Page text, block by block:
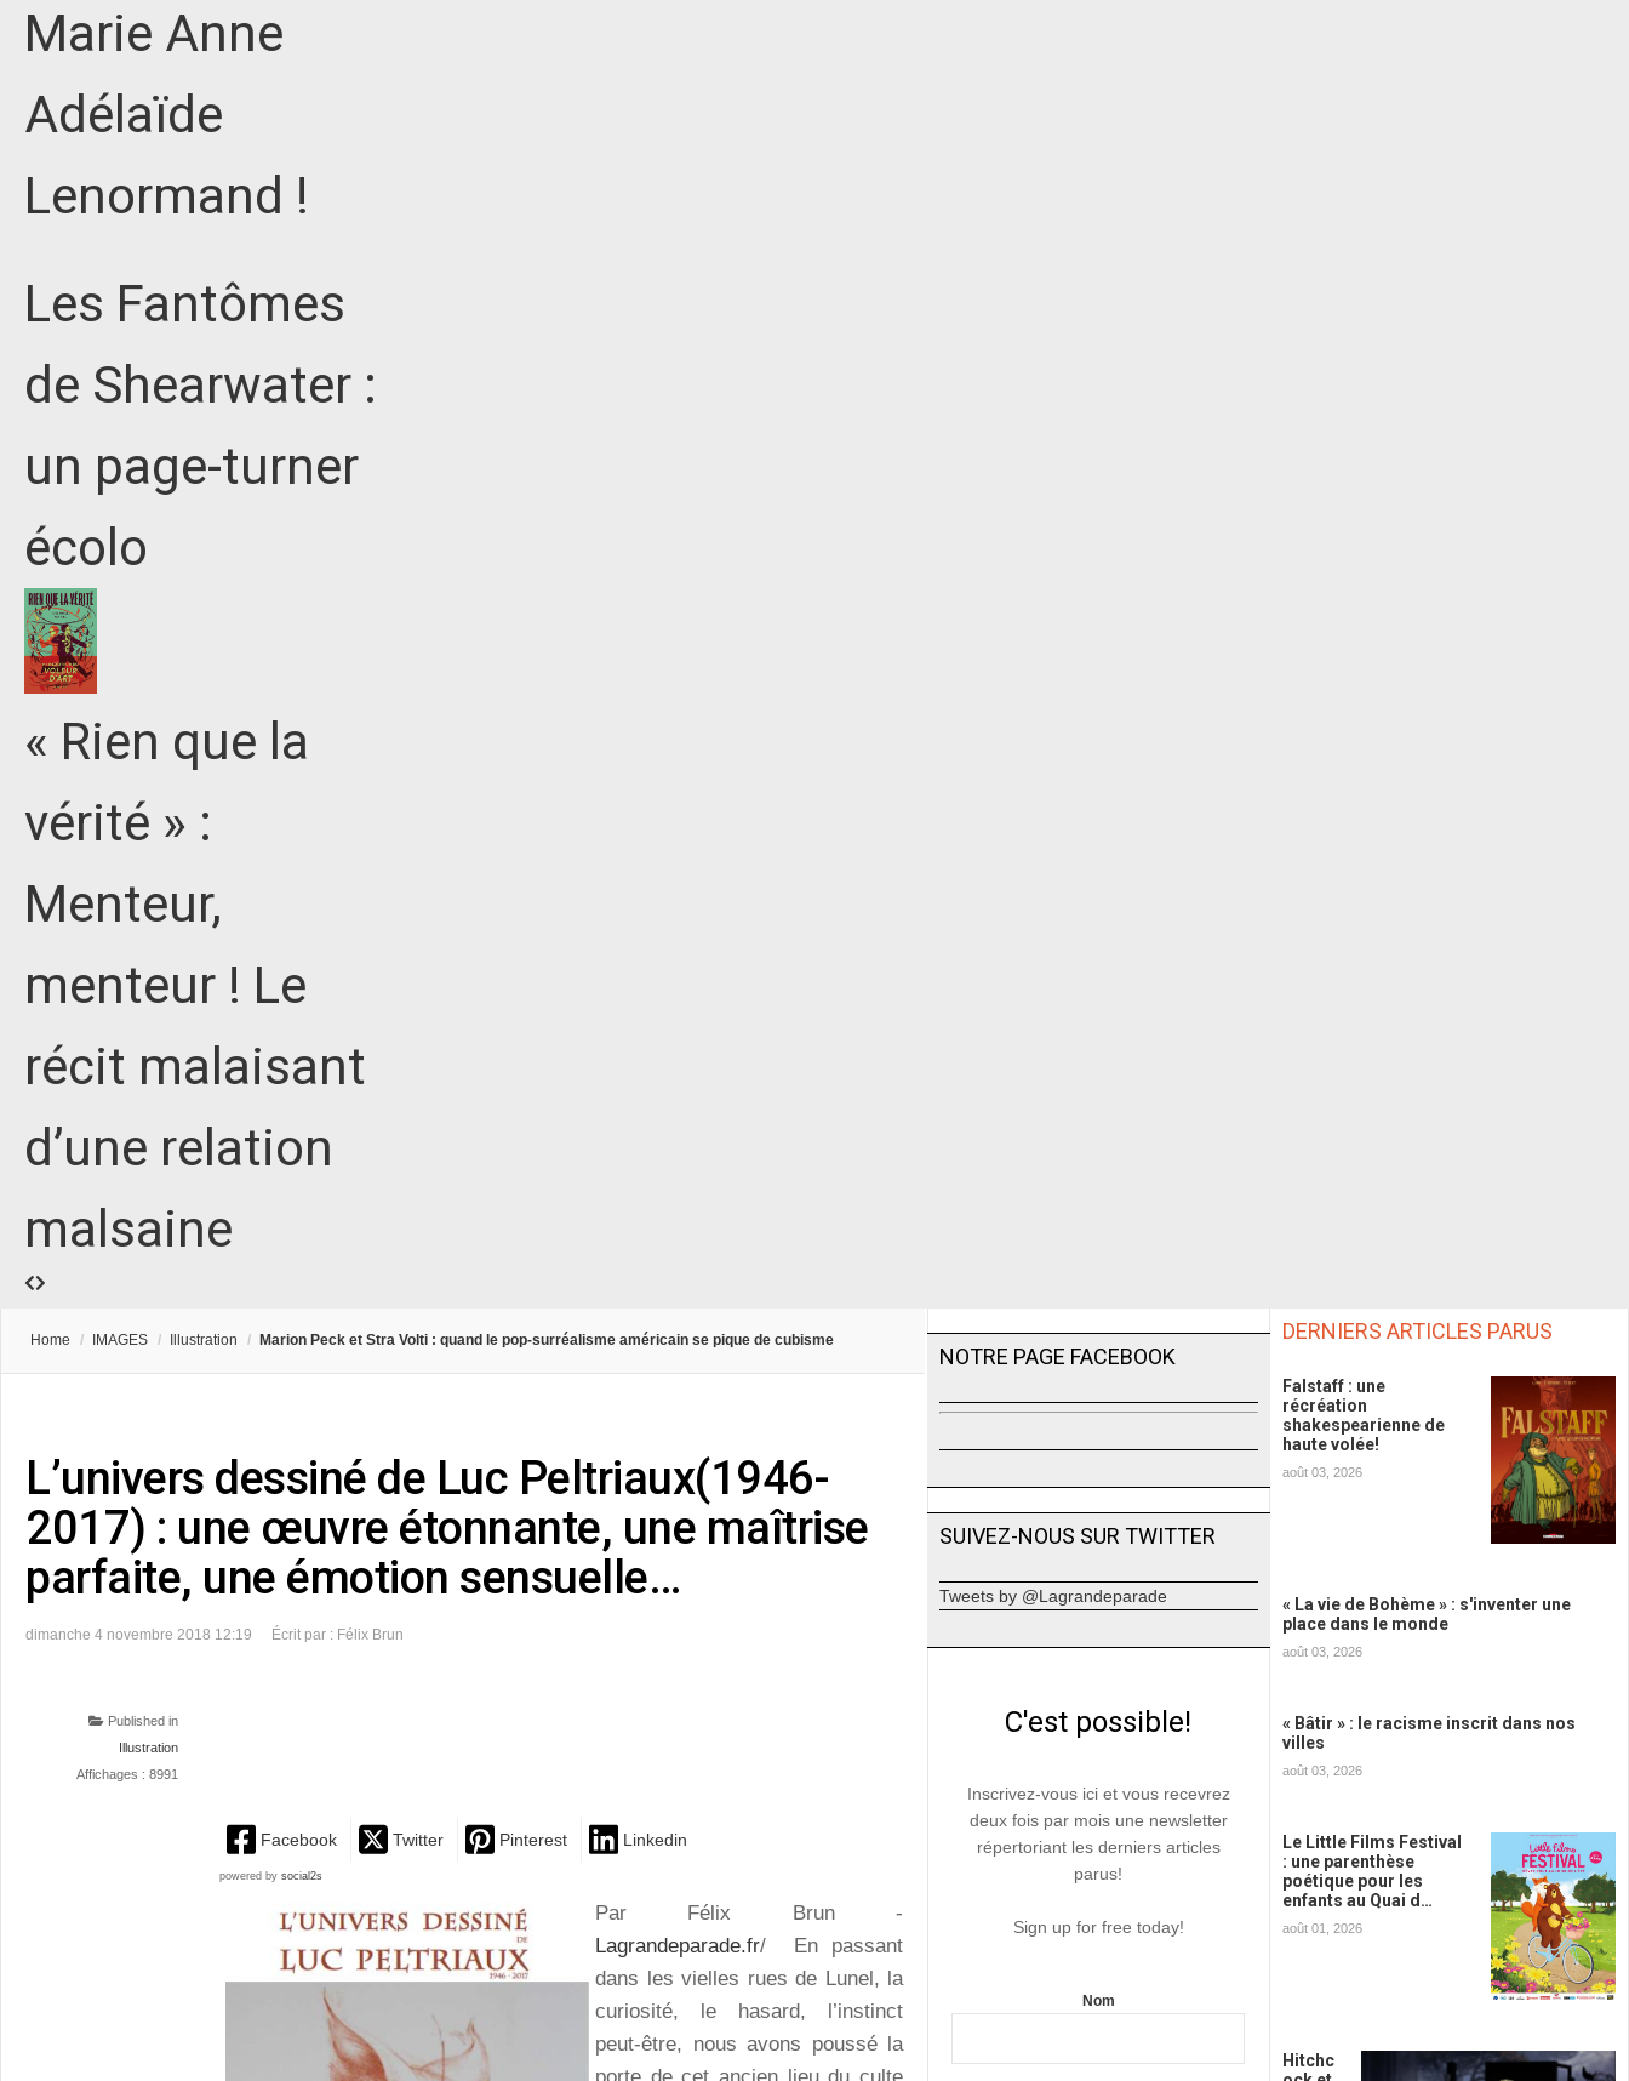
Marie Anne
Adélaïde
Lenormand !
Les Fantômes
de Shearwater :
un page-turner
écolo
« Rien que la
vérité » :
Menteur,
menteur ! Le
récit malaisant
d’une relation
malsaine
Home / IMAGES / Illustration / Marion Peck et Stra Volti : quand le pop-surréalisme américain se pique de cubisme
L’univers dessiné de Luc Peltriaux(1946-
2017) : une œuvre étonnante, une maîtrise
parfaite, une émotion sensuelle…
dimanche 4 novembre 2018 12:19 Écrit par : Félix Brun
Published in
Illustration
Affichages : 8991
Facebook Twitter Pinterest Linkedin
powered by social2s
Par Félix Brun -
Lagrandeparade.fr/ En passant
dans les vielles rues de Lunel, la
curiosité, le hasard, l’instinct
peut-être, nous avons poussé la
NOTRE PAGE FACEBOOK
SUIVEZ-NOUS SUR TWITTER
Tweets by @Lagrandeparade
C'est possible!
Inscrivez-vous ici et vous recevrez
deux fois par mois une newsletter
répertoriant les derniers articles
parus!
Sign up for free today!
Nom
DERNIERS ARTICLES PARUS
Falstaff : une
récréation
shakespearienne de
haute volée!
août 03, 2026
« La vie de Bohème » : s'inventer une
place dans le monde
août 03, 2026
« Bâtir » : le racisme inscrit dans nos
villes
août 03, 2026
Le Little Films Festival
: une parenthèse
poétique pour les
enfants au Quai d…
août 01, 2026
Hitchc